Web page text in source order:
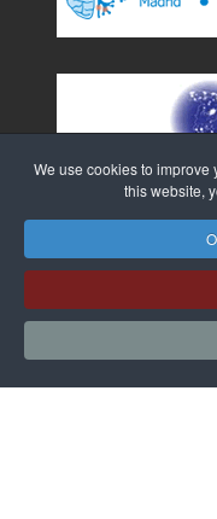
We use cookies to
this website,